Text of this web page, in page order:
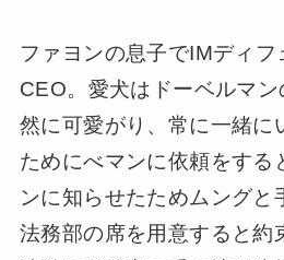
ファヨンの息子でIMディフ
CEO。愛犬はドーベルマ
然に可愛がり、常に一緒に
ためにべマンに依頼をする
ンに知らせたためムングと
法務部の席を用意すると約